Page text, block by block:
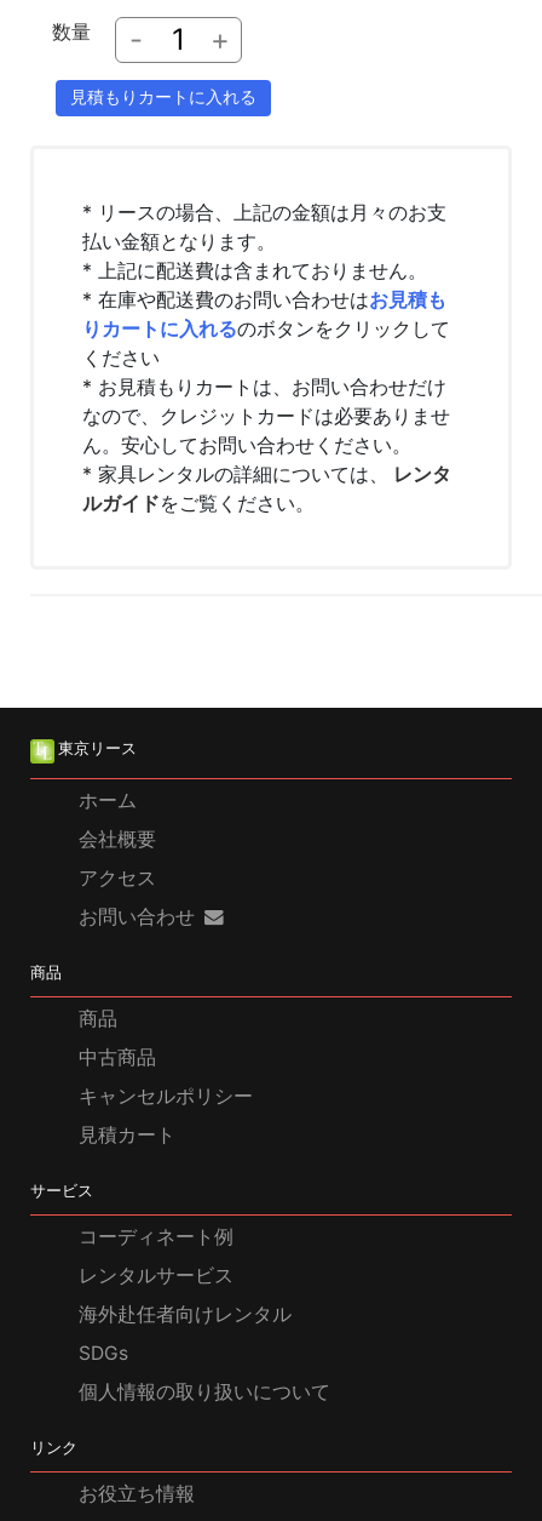
数量 - +
* リースの場合、上記の金額は月々のお支
払い金額となります。
* 上記に配送費は含まれておりません。
* 在庫や配送費のお問い合わせはお見積も
りカートに入れるのボタンをクリックして
ください
* お見積もりカートは、お問い合わせだけ
なので、クレジットカードは必要ありませ
ん。安心してお問い合わせください。
* 家具レンタルの詳細については、
レンタ
ルガイドをご覧ください。
東京リース
ホーム
会社概要
アクセス
お問い合わせ
商品
商品
中古商品
キャンセルポリシー
見積カート
サービス
コーディネート例
レンタルサービス
海外赴任者向けレンタル
SDGs
個人情報の取り扱いについて
リンク
お役立ち情報